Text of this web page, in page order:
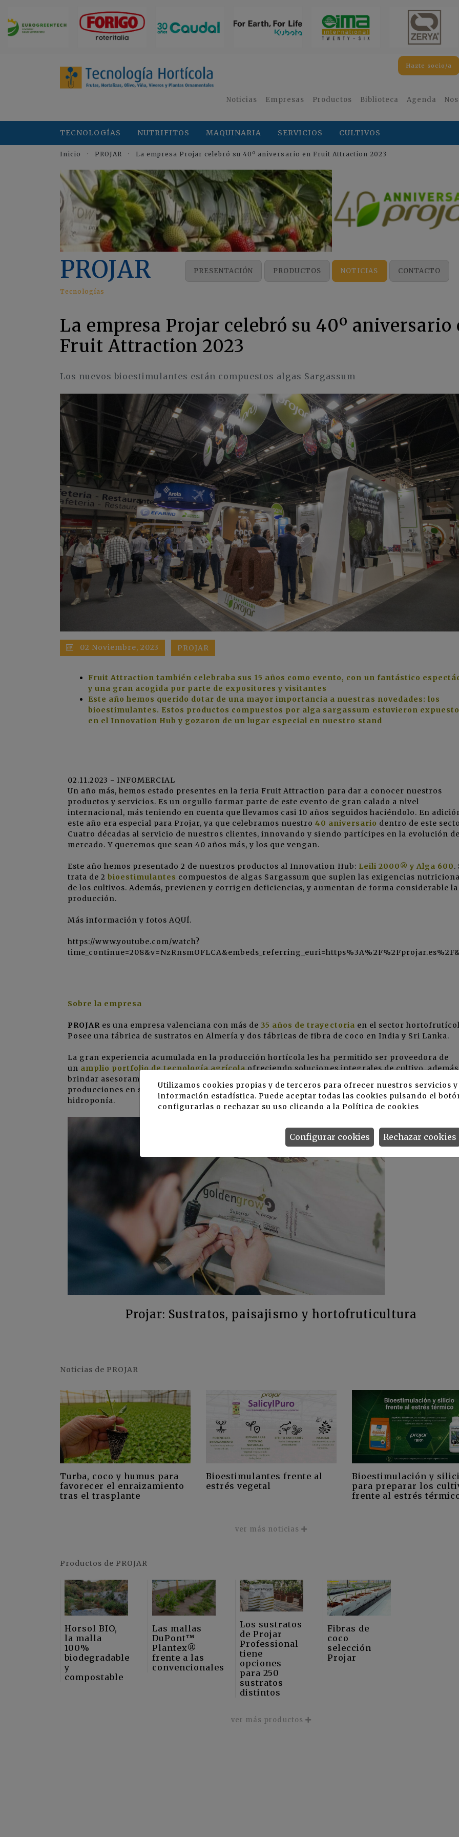
Hazte socio/a
Noticias Empresas Productos Biblioteca Agenda
TECNOLOGÍAS NUTRIFITOS MAQUINARIA SERVICIOS CULTIVOS
Inicio PROJAR La empresa Projar celebró su 40º aniversario en Fruit Attraction 2023
PROJAR
Tecnologías
PRESENTACIÓN PRODUCTOS NOTICIAS CONTACTO
La empresa Projar celebró su 40º aniversario
Fruit Attraction 2023
Los nuevos bioestimulantes están compuestos algas Sargassum
02 Noviembre, 2023 PROJAR
Fruit Attraction también celebraba sus 15 años como evento, con un fantástico
y una gran acogida por parte de expositores y visitantes
Este año hemos querido dotar de una mayor importancia a nuestras novedades: los
bioestimulantes. Estos productos compuestos por alga sargassum estuvieron
en el Innovation Hub y gozaron de un lugar especial en nuestro stand
02.11.2023 - INFOMERCIAL
Un año más, hemos estado presentes en la feria Fruit Attraction para dar a conocer nuestros
productos y servicios. Es un orgullo formar parte de este evento de gran calado a nivel
internacional, más teniendo en cuenta que llevamos casi 10 años seguidos haciéndolo. En
este año era especial para Projar, ya que celebramos nuestro 40 aniversario dentro de este
Cuatro décadas al servicio de nuestros clientes, innovando y siendo partícipes en la evolución
mercado. Y queremos que sean 40 años más, y los que vengan.
Este año hemos presentado 2 de nuestros productos al Innovation Hub: Leili 2000® y Alga 600.
trata de 2bioestimulantes compuestos de algas Sargassum que suplen las exigencias
de los cultivos. Además, previenen y corrigen deficiencias, y aumentan de forma considerable la
producción.
Más información y fotosAQUÍ.
https://www.youtube.com/watch?
Sobre la empresa
PROJAR es una empresa valenciana con más de 35 años de trayectoria en el sector
Posee una fábrica de sustratos en Almería y dos fábricas de fibra de coco en India y Sri Lanka.
La gran experiencia acumulada en la producción hortícola les ha permitido ser proveedora de
un amplio portfolio de tecnología agrícolaofreciendo soluciones integrales de cultivo, además
brindar asesoramiento técnico a los agricultores sobre el riego y el manejo agronómico tanto
producciones en suelo, en cultivos donde se incorpora fibra de coco al terreno y en proyectos
hidroponía.
Projar: Sustratos, paisajismo y hortofruticultura
Noticias de PROJAR
Turba, coco y humus para
favorecer el enraizamiento
tras el trasplante
Bioestimulantes frente al
estrés vegetal
Bioestimulación y
para preparar los
frente al estrés
ver más noticias
Productos de PROJAR
Horsol BIO,
la malla
100%
biodegradable
y
compostable
Las mallas
DuPont™
Plantex®
frente a las
convencionales
Los sustratos
de Projar
Professional
tiene
opciones
para 250
sustratos
distintos
Fibras de
coco
selección
Projar
ver más productos
Utilizamos cookies propias y de terceros para ofrecer nuestros servicios
información estadística. Puede aceptar todas las cookies pulsando el
configurarlas o rechazar su uso clicando a la Política de cookies
Rechazar cookies
Configurar cookies